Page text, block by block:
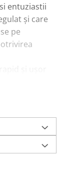
entuziastii
și care
pe
de silcon
mai bună
si
pregătește
sa